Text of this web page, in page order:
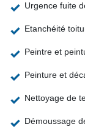
Urgence fuite
Etanchéité
Peintre et
Peinture et
Nettoyage de
Démoussage